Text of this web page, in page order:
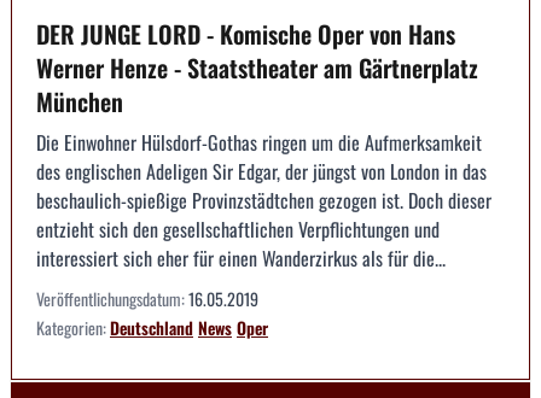
DER JUNGE LORD - Komische Oper von Hans
Werner Henze - Staatstheater am Gärtnerplatz
München
Die Einwohner Hülsdorf-Gothas ringen um die Aufmerksamkeit
des englischen Adeligen Sir Edgar, der jüngst von London in das
beschaulich-spießige Provinzstädtchen gezogen ist. Doch dieser
entzieht sich den gesellschaftlichen Verpflichtungen und
interessiert sich eher für einen Wanderzirkus als für die...
Veröffentlichungsdatum:16.05.2019
Kategorien:DeutschlandNewsOper